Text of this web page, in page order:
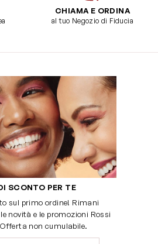
CHIAMA E ORDINA
al tuo Negozio di Fiducia
SCONTO PER TE
sul primo ordine! Rimani
novità e le promozioni Rossi
non cumulabile.